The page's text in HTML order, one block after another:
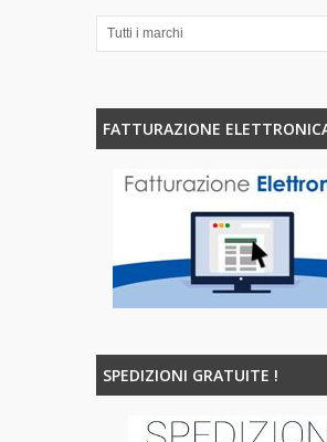
Tutti i marchi
FATTURAZIONE
SPEDIZIONI GRATUITE !